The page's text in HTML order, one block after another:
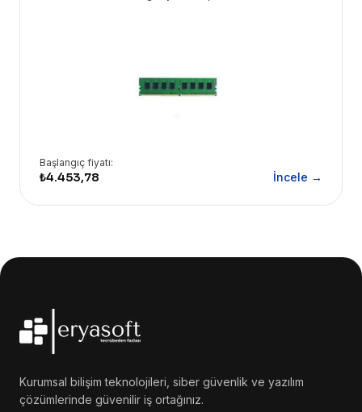
Başlangıç fiyatı:
₺4.453,78 İncele →
Kurumsal bilişim teknolojileri, siber güvenlik ve yazılım
çözümlerinde güvenilir iş ortağınız.